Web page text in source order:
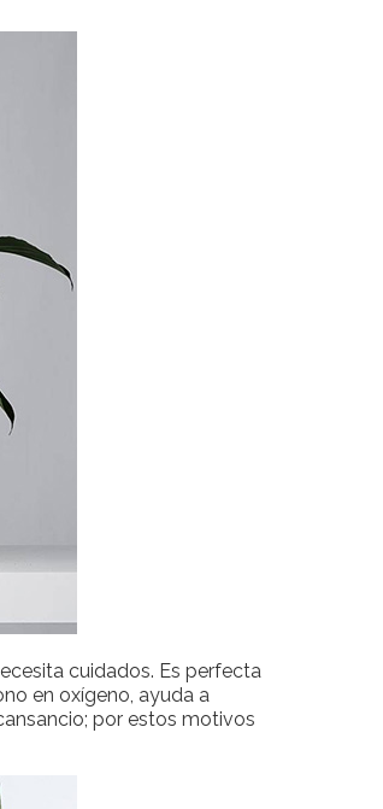
cuidados. Es perfecta
en oxígeno, ayuda a
por estos motivos